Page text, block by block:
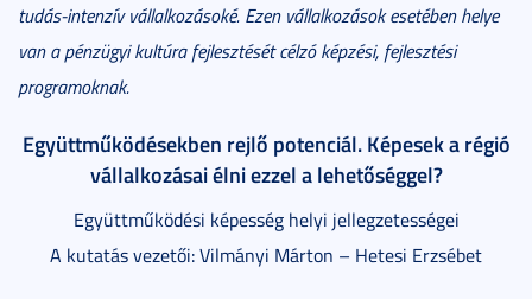
tudás-intenzív vállalkozásoké. Ezen vállalkozások esetében helye
van a pénzügyi kultúra fejlesztését célzó képzési, fejlesztési
programoknak.
Együttműködésekben rejlő potenciál. Képesek a régió
vállalkozásai élni ezzel a lehetőséggel?
Együttműködési képesség helyi jellegzetességei
A kutatás vezetői: Vilmányi Márton – Hetesi Erzsébet